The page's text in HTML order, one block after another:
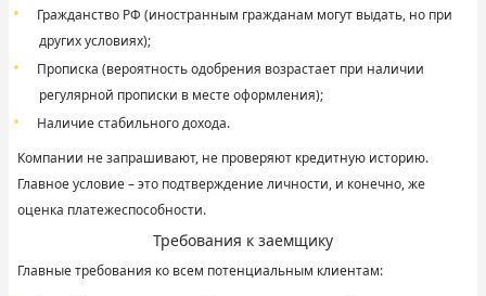
Гражданство РФ (иностранным гражданам могут выдать, но при
других условиях);
Прописка (вероятность одобрения возрастает при наличии
регулярной прописки в месте оформления);
Наличие стабильного дохода.
Компании не запрашивают, не проверяют кредитную историю.
Главное условие – это подтверждение личности, и конечно, же
оценка платежеспособности.
Требования к заемщику
Главные требования ко всем потенциальным клиентам: